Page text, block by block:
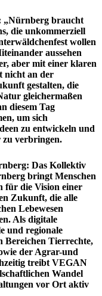
braucht
die unkommerziell
wollen
aussehen
aber mit einer klaren
nicht an der
gestalten, die
gleichermaßen
diesem Tag
um sich
zu entwickeln und
zu verbringen.
Das Kollektiv
bringt Menschen
für die Vision einer
Zukunft, die alle
Lebewesen
Als digitale
und regionale
Bereichen Tierrechte,
der Agrar-und
treibt VEGAN
Wandel
vor Ort aktiv